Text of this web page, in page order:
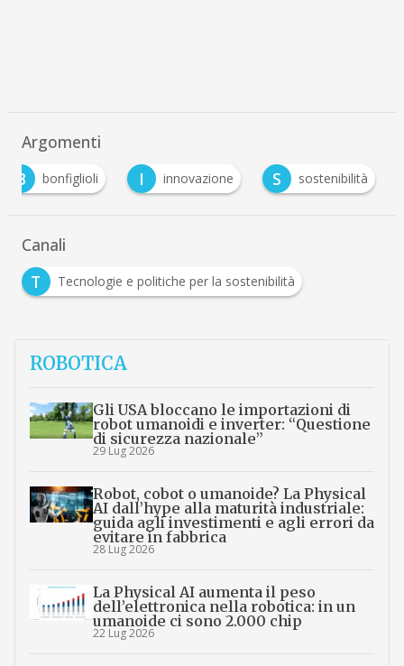
Argomenti
B
bonfiglioli I innovazione S sostenibilità
Canali
T
Tecnologie e politiche per la sostenibilità
ROBOTICA
Gli USA bloccano le importazioni di
robot umanoidi e inverter: “Questione
di sicurezza nazionale”
29 Lug 2026
Robot, cobot o umanoide? La Physical
AI dall’hype alla maturità industriale:
guida agli investimenti e agli errori da
evitare in fabbrica
28 Lug 2026
La Physical AI aumenta il peso
dell’elettronica nella robotica: in un
umanoide ci sono 2.000 chip
22 Lug 2026